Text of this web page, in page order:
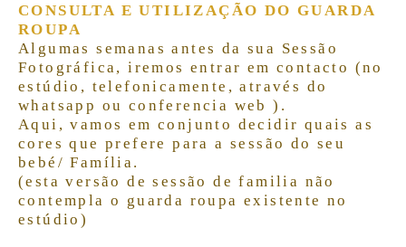
CONSULTA E UTILIZAÇÃO DO GUARDA
ROUPA
Algumas semanas antes da sua Sessão
Fotográfica,iremos entrar em contacto (no
estúdio, telefonicamente, através do
whatsapp ou conferencia web ).
Aqui, vamos em conjunto decidir quais as
cores que prefere para a sessão do seu
bebé/ Família.
(esta versão de sessão de familia não
contempla o guarda roupa existente no
estúdio)